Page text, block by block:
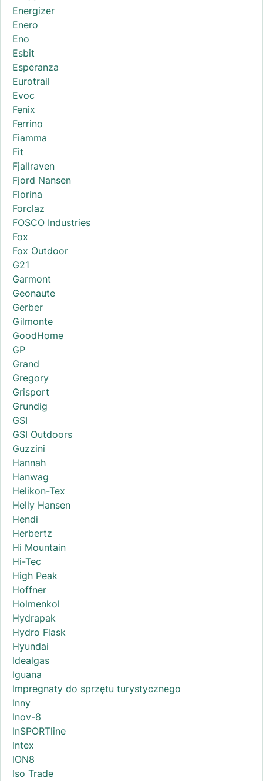
Energizer
Enero
Eno
Esbit
Esperanza
Eurotrail
Evoc
Fenix
Ferrino
Fiamma
Fit
Fjallraven
Fjord Nansen
Florina
Forclaz
FOSCO Industries
Fox
Fox Outdoor
G21
Garmont
Geonaute
Gerber
Gilmonte
GoodHome
GP
Grand
Gregory
Grisport
Grundig
GSI
GSI Outdoors
Guzzini
Hannah
Hanwag
Helikon-Tex
Helly Hansen
Hendi
Herbertz
Hi Mountain
Hi-Tec
High Peak
Hoffner
Holmenkol
Hydrapak
Hydro Flask
Hyundai
Idealgas
Iguana
Impregnaty do sprzętu turystycznego
Inny
Inov-8
InSPORTline
Intex
ION8
Iso Trade